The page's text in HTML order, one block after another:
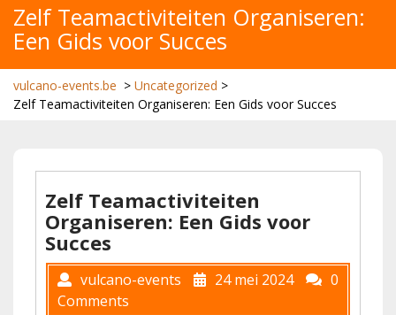
Zelf Teamactiviteiten Organiseren:
Een Gids voor Succes
vulcano-events.be > Uncategorized >
Zelf Teamactiviteiten Organiseren: Een Gids voor Succes
Zelf Teamactiviteiten
Organiseren: Een Gids voor
Succes
vulcano-events 24 mei 2024
0
Comments